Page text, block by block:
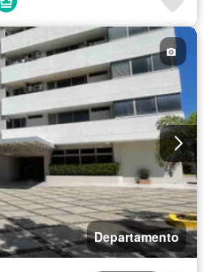
Departamento